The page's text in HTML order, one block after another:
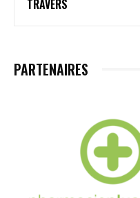
TRAVERS
PARTENAIRES